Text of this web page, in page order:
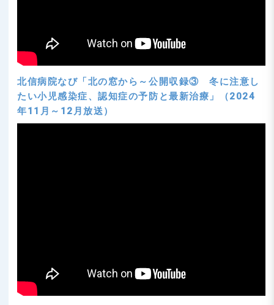
北信病院なび「北の窓から～公開収録③ 冬に注意し
たい小児感染症、認知症の予防と最新治療」（2024
年11月～12月放送）